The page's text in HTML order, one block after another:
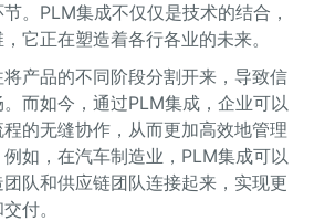
。PLM集成不仅仅是技术的结合，
它正在塑造着各行各业的未来。
产品的不同阶段分割开来，导致信
而如今，通过PLM集成，企业可以
的无缝协作，从而更加高效地管理
如，在汽车制造业，PLM集成可以
队和供应链团队连接起来，实现更
付。